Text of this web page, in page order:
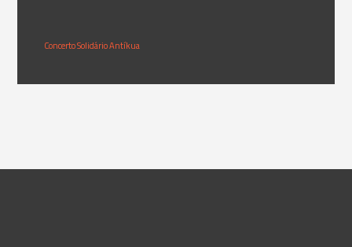
Concerto Solidário Antíkua